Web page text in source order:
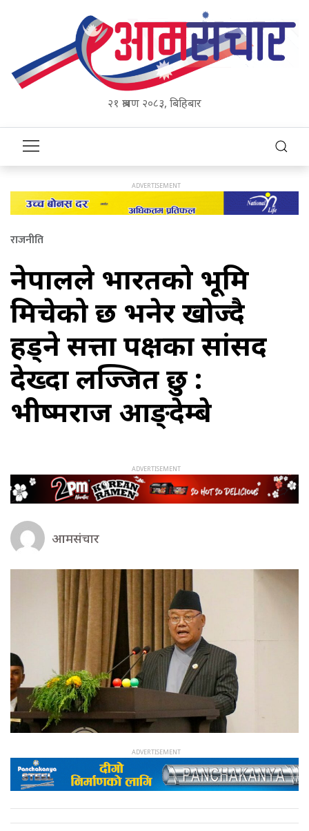
२१ श्रावण २०८३, बिहिबार
राजनीति
नेपालले भारतको भूमि
मिचेको छ भनेर खोज्दै
हिँड्ने सत्ता पक्षका सांसद
देख्दा लज्जित छु :
भीष्मराज आङ्देम्बे
आमसंचार